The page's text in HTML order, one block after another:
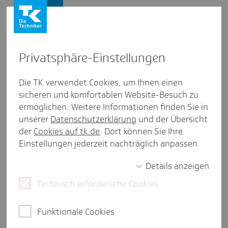
TK-Chef Baas zu Diskus­sionen
um Kassen­fi­nanzen und Spar­
pa­ket: "Keine Abstri­che, weitere
Einspa­rungen nötig"
Pres­se­mit­tei­lung
Presse und Politik Finanzierung von Gesundheit
Hamburg, 11. Juni 2026.
das Beitragssatzstabilisierungsgesetz und den
Privat­sphäre-Einstel­lungen
Die TK verwendet Cookies, um Ihnen einen
sicheren und komfortablen Website-Besuch zu
ermöglichen. Weitere Informationen finden Sie in
unserer Datenschutzerklärung und der Übersicht
der Cookies auf tk.de. Dort können Sie Ihre
Einstellungen jederzeit nachträglich anpassen.
Details anzeigen
Technisch erforderliche Cookies
Funktionale Cookies